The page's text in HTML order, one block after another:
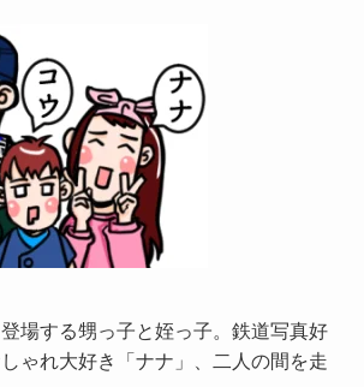
場する甥っ子と姪っ子。鉄道写真好
ゃれ大好き「ナナ」、二人の間を走